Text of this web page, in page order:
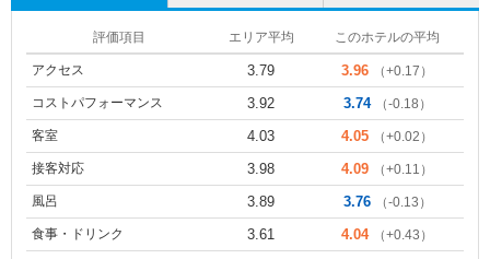
評価項目 エリア平均 このホテルの平均
アクセス 3.79 3.96 （+0.17）
コストパフォーマンス 3.92 3.74 （-0.18）
客室 4.03 4.05 （+0.02）
接客対応 3.98 4.09 （+0.11）
風呂 3.89 3.76 （-0.13）
食事・ドリンク 3.61 4.04 （+0.43）